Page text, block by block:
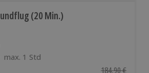
(20 Min.)
max. 1 Std
Ursprünglicher
184,90 €